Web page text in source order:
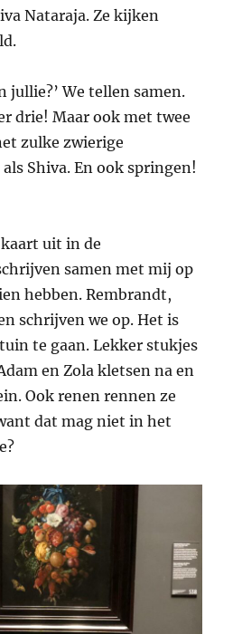
Nataraja. Ze kijken
jullie?’ We tellen samen.
drie! Maar ook met twee
zulke zwierige
Shiva. En ook springen!
uit in de
samen met mij op
hebben. Rembrandt,
schrijven we op. Het is
te gaan. Lekker stukjes
en Zola kletsen na en
Ook renen rennen ze
dat mag niet in het